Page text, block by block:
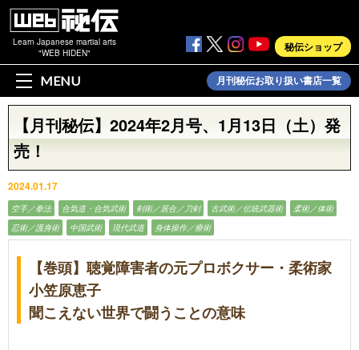
Learn Japanese martial arts
"WEB HIDEN"
秘伝ショップ
MENU 月刊秘伝お取り扱い書店一覧
【月刊秘伝】2024年2月号、1月13日（土）発
売！
2024.01.17
空手／拳法 合気道・合気武術 剣術／居合／刀剣 古武術／伝統武器術
柔術／体術
忍術／護身術
中国武術 現代武道 身体操作／療術
【巻頭】聴覚障害者の元プロボクサー・柔術家
小笠原恵子
聞こえない世界で闘うことの意味